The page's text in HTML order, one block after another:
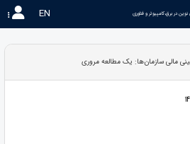
در برق،کامپیوتر و فناوری EN
مالی سازمان‌ها: یک مطالعه مروری